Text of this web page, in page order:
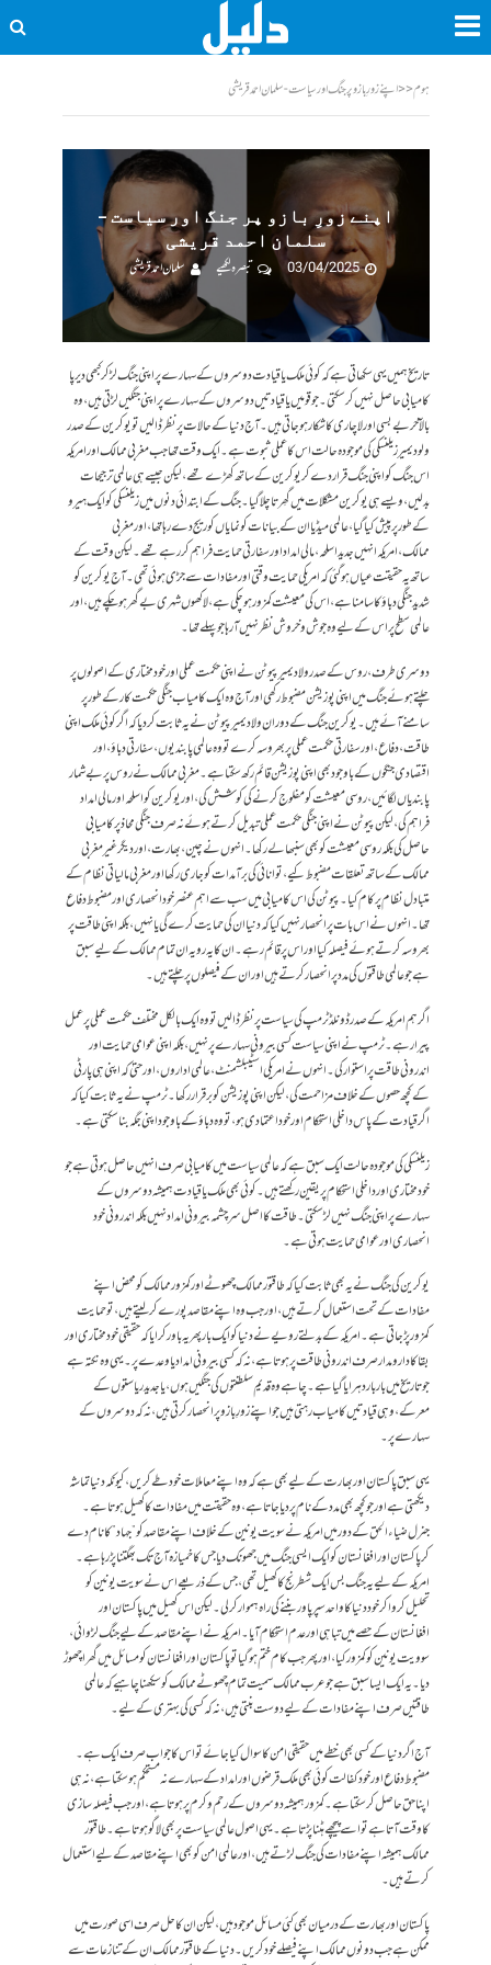
ہوم<<اپنے زورِ بازو پر جنگ اور سیاست - سلمان احمد قریشی
اپنے زورِ بازو پر جنگ اور سیاست –
سلمان احمد قریشی
03/04/2025
تبصرہ لکھیے سلمان احمد قریشی
تاریخ ہمیں یہی سکھاتی ہے کہ کوئی ملک یا قیادت دوسروں کے سہارے پر اپنی جنگ لڑ کر کبھی دیرپا
کامیابی حاصل نہیں کر سکتی۔جو قومیں یا قیادتیں دوسروں کے سہارے پر اپنی جنگیں لڑتی ہیں، وہ
بالآخر بے بسی اور لاچاری کا شکار ہو جاتی ہیں۔ آج دنیا کے حالات پر نظر ڈالیں تو یوکرین کے صدر
ولودیمیر زیلنسکی کی موجودہ حالت اس کا عملی ثبوت ہے۔ ایک وقت تھا جب مغربی ممالک اور امریکہ
اس جنگ کو اپنی جنگ قرار دے کر یوکرین کے ساتھ کھڑے تھے، لیکن جیسے ہی عالمی ترجیحات
بدلیں، ویسے ہی یوکرین مشکلات میں گھِرتا چلا گیا۔جنگ کے ابتدائی دنوں میں زیلنسکی کو ایک ہیرو
کے طور پر پیش کیا گیا، عالمی میڈیا ان کے بیانات کو نمایاں کوریج دے رہا تھا، اور مغربی
ممالک،امریکہ انہیں جدید اسلحہ، مالی امداد اور سفارتی حمایت فراہم کر رہے تھے۔لیکن وقت کے
ساتھ یہ حقیقت عیاں ہوگئی کہ امریکی حمایت وقتی اور مفادات سے جڑی ہوئی تھی۔ آج یوکرین کو
شدید جنگی دباؤ کا سامنا ہے، اس کی معیشت کمزور ہو چکی ہے، لاکھوں شہری بے گھر ہو چکے ہیں، اور
عالمی سطح پر اس کے لیے وہ جوش و خروش نظر نہیں آ رہا جو پہلے تھا۔
دوسری طرف، روس کے صدر ولادیمیر پیوٹن نے اپنی حکمت عملی اور خودمختاری کے اصولوں پر
چلتے ہوئے جنگ میں اپنی پوزیشن مضبوط رکھی اور آج وہ ایک کامیاب جنگی حکمت کار کے طور پر
سامنے آئے ہیں۔یوکرین جنگ کے دوران ولادیمیر پیوٹن نے یہ ثابت کر دیا کہ اگر کوئی ملک اپنی
طاقت، دفاع، اور سفارتی حکمت عملی پر بھروسہ کرے تو وہ عالمی پابندیوں، سفارتی دباؤ، اور
اقتصادی جنگوں کے باوجود بھی اپنی پوزیشن قائم رکھ سکتا ہے۔ مغربی ممالک نے روس پر بے شمار
پابندیاں لگائیں، روسی معیشت کو مفلوج کرنے کی کوشش کی، اور یوکرین کو اسلحہ اور مالی امداد
فراہم کی، لیکن پیوٹن نے اپنی جنگی حکمت عملی تبدیل کرتے ہوئے نہ صرف جنگی محاذ پر کامیابی
حاصل کی بلکہ روسی معیشت کو بھی سنبھالے رکھا۔ انہوں نے چین، بھارت، اور دیگر غیر مغربی
ممالک کے ساتھ تعلقات مضبوط کیے، توانائی کی برآمدات کو جاری رکھا اور مغربی مالیاتی نظام کے
متبادل نظام پر کام کیا۔پیوٹن کی اس کامیابی میں سب سے اہم عنصر خود انحصاری اور مضبوط دفاع
تھا۔ انہوں نے اس بات پر انحصار نہیں کیا کہ دنیا ان کی حمایت کرے گی یا نہیں، بلکہ اپنی طاقت پر
بھروسہ کرتے ہوئے فیصلہ کیا اور اس پر قائم رہے۔ ان کا یہ رویہ ان تمام ممالک کے لیے سبق
ہے جو عالمی طاقتوں کی مدد پر انحصار کرتے ہیں اور ان کے فیصلوں پر چلتے ہیں۔
اگر ہم امریکہ کے صدر ڈونلڈ ٹرمپ کی سیاست پر نظر ڈالیں تو وہ ایک بالکل مختلف حکمت عملی پر عمل
پیرا رہے۔ ٹرمپ نے اپنی سیاست کسی بیرونی سہارے پر نہیں، بلکہ اپنی عوامی حمایت اور
اندرونی طاقت پر استوار کی۔ انہوں نے امریکی اسٹیبلشمنٹ، عالمی اداروں، اور حتیٰ کہ اپنی ہی پارٹی
کے کچھ حصوں کے خلاف مزاحمت کی، لیکن اپنی پوزیشن کو برقرار رکھا۔ ٹرمپ نے یہ ثابت کیا کہ
اگر قیادت کے پاس داخلی استحکام اور خود اعتمادی ہو، تو وہ دباؤ کے باوجود اپنی جگہ بنا سکتی ہے۔
زیلنسکی کی موجودہ حالت ایک سبق ہے کہ عالمی سیاست میں کامیابی صرف انہیں حاصل ہوتی ہے جو
خودمختاری اور داخلی استحکام پر یقین رکھتے ہیں۔ کوئی بھی ملک یا قیادت ہمیشہ دوسروں کے
سہارے پر اپنی جنگ نہیں لڑ سکتی۔ طاقت کا اصل سرچشمہ بیرونی امداد نہیں بلکہ اندرونی خود
انحصاری اور عوامی حمایت ہوتی ہے۔
یوکرین کی جنگ نے یہ بھی ثابت کیا کہ طاقتور ممالک چھوٹے اور کمزور ممالک کو محض اپنے
مفادات کے تحت استعمال کرتے ہیں، اور جب وہ اپنے مقاصد پورے کر لیتے ہیں، تو حمایت
کمزور پڑ جاتی ہے۔امریکہ کے بدلتے رویے نے دنیا کو ایک بار پھر یہ باور کرایا کہ حقیقی خودمختاری اور
بقا کا دارومدار صرف اندرونی طاقت پر ہوتا ہے، نہ کہ کسی بیرونی امداد یا وعدے پر۔یہی وہ نکتہ ہے
جو تاریخ میں بار بار دہرایا گیا ہے۔چاہے وہ قدیم سلطنتوں کی جنگیں ہوں، یا جدید ریاستوں کے
معرکے، وہی قیادتیں کامیاب رہتی ہیں جو اپنے زورِ بازو پر انحصار کرتی ہیں، نہ کہ دوسروں کے
سہارے پر۔
یہی سبق پاکستان اور بھارت کے لیے بھی ہے کہ وہ اپنے معاملات خود طے کریں، کیونکہ دنیا تماشہ
دیکھتی ہے اور جو کچھ بھی مدد کے نام پر دیا جاتا ہے، وہ حقیقت میں مفادات کا کھیل ہوتا ہے۔
جنرل ضیاء الحق کے دور میں امریکہ نے سویت یونین کے خلاف اپنے مقاصد کو ”جہاد” کا نام دے
کر پاکستان اور افغانستان کو ایک ایسی جنگ میں جھونک دیا جس کا خمیازہ آج تک بھگتنا پڑ رہا ہے۔
امریکہ کے لیے یہ جنگ بس ایک شطرنج کا کھیل تھی، جس کے ذریعے اس نے سویت یونین کو
تحلیل کروا کر خود دنیا کا واحد سپر پاور بننے کی راہ ہموار کر لی۔ لیکن اس کھیل میں پاکستان اور
افغانستان کے حصے میں تباہی اور عدم استحکام آیا۔ امریکہ نے اپنے مقاصد کے لیے جنگ لڑوائی،
سوویت یونین کو کمزور کیا، اور پھر جب کام ختم ہو گیا تو پاکستان اور افغانستان کو مسائل میں گھرا چھوڑ
دیا۔ یہ ایک ایسا سبق ہے جو عرب ممالک سمیت تمام چھوٹے ممالک کو سیکھنا چاہیے کہ عالمی
طاقتیں صرف اپنے مفادات کے لیے دوست بنتی ہیں، نہ کہ کسی کی بہتری کے لیے۔
آج اگر دنیا کے کسی بھی خطے میں حقیقی امن کا سوال کیا جائے تو اس کا جواب صرف ایک ہے۔
مضبوط دفاع اور خودکفالت کوئی بھی ملک قرضوں اور امداد کے سہارے نہ مستحکم ہو سکتا ہے، نہ ہی
اپنا حق حاصل کر سکتا ہے۔ کمزور ہمیشہ دوسروں کے رحم و کرم پر ہوتا ہے، اور جب فیصلہ سازی
کا وقت آتا ہے تو اسے پیچھے ہٹنا پڑتا ہے۔ یہی اصول عالمی سیاست پر بھی لاگو ہوتا ہے۔ طاقتور
ممالک ہمیشہ اپنے مفادات کی جنگ لڑتے ہیں، اور عالمی امن کو بھی اپنے مقاصد کے لیے استعمال
کرتے ہیں۔
پاکستان اور بھارت کے درمیان بھی کئی مسائل موجود ہیں، لیکن ان کا حل صرف اسی صورت میں
ممکن ہے جب دونوں ممالک اپنے فیصلے خود کریں۔ دنیا کے طاقتور ممالک ان کے تنازعات سے